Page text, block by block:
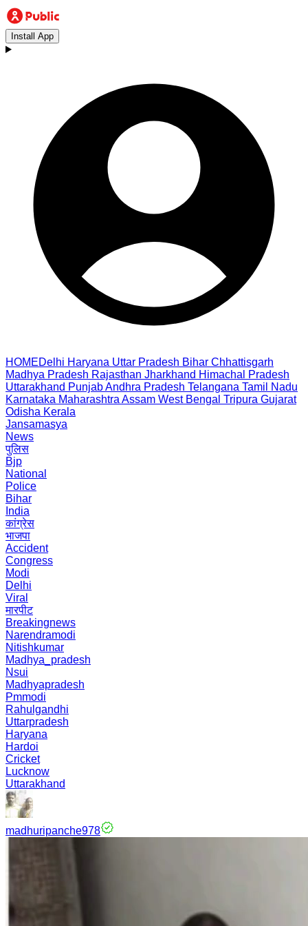
Install App
HOMEDelhi Haryana Uttar Pradesh Bihar Chhattisgarh
Madhya Pradesh Rajasthan Jharkhand Himachal Pradesh
Uttarakhand PunjabAndhra Pradesh Telangana Tamil Nadu
Karnataka Maharashtra Assam West Bengal Tripura Gujarat
Odisha Kerala
Jansamasya
News
पुलिस
Bjp
National
Police
Bihar
India
कांग्रेस
भाजपा
Accident
Congress
Modi
Delhi
Viral
मारपीट
Breakingnews
Narendramodi
Nitishkumar
Madhya_pradesh
Nsui
Madhyapradesh
Pmmodi
Rahulgandhi
Uttarpradesh
Haryana
Hardoi
Cricket
Lucknow
Uttarakhand
madhuripanche978